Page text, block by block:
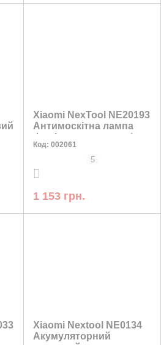
Xiaomi NexTool NE20193
Антимоскітна лампа
фумігатор для кемпінгу,
Таймер, Ручка, 120 лм,
Код: 002061
5
1 153 грн.
Xiaomi Nextool NE0134
Акумуляторний